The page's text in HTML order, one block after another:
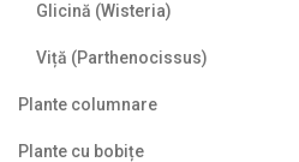
Glicină (Wisteria)
Viță (Parthenocissus)
Plante columnare
Plante cu bobițe